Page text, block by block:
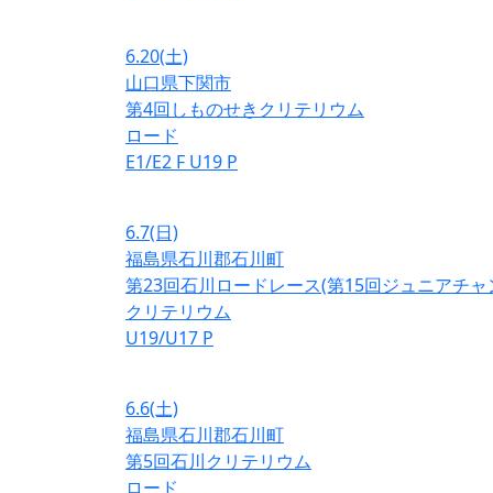
6.20(土)
山口県下関市
第4回しものせきクリテリウム
ロード
E1/E2 F U19 P
6.7(日)
福島県石川郡石川町
第23回石川ロードレース(第15回ジュニアチャ
クリテリウム
U19/U17 P
6.6(土)
福島県石川郡石川町
第5回石川クリテリウム
ロード